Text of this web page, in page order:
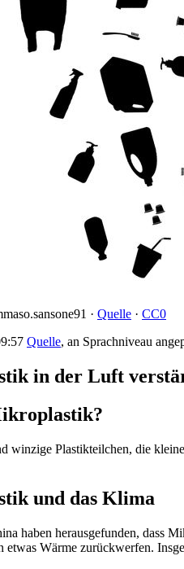
· Quelle · CC0
Quelle, an Sprachniveau
in der Luft
winzige Plastikteilchen, die
und das Klima
haben herausgefunden, dass
etwas Wärme zurückwerfen.